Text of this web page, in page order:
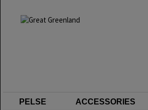
PELSE ACCESSORIES